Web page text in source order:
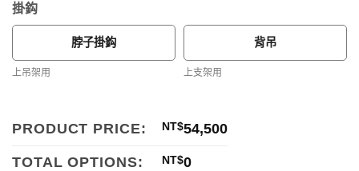
掛鈎
脖子掛鈎
上吊架用
背吊
上支架用
PRODUCT PRICE: NT$54,500
TOTAL OPTIONS: NT$0